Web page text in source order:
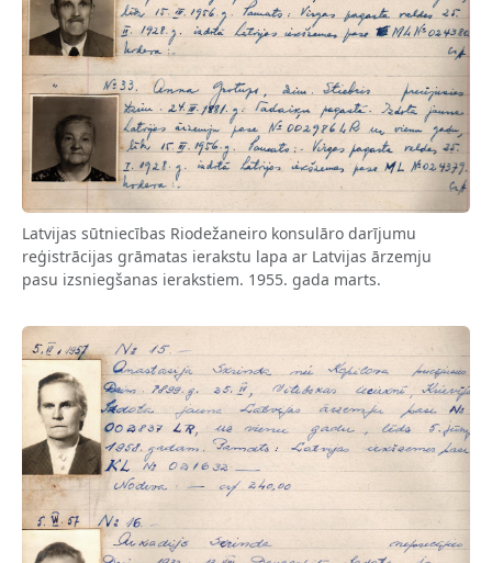
Latvijas sūtniecības Riodežaneiro konsulāro darījumu
reģistrācijas grāmatas ierakstu lapa ar Latvijas ārzemju
pasu izsniegšanas ierakstiem. 1955. gada marts.